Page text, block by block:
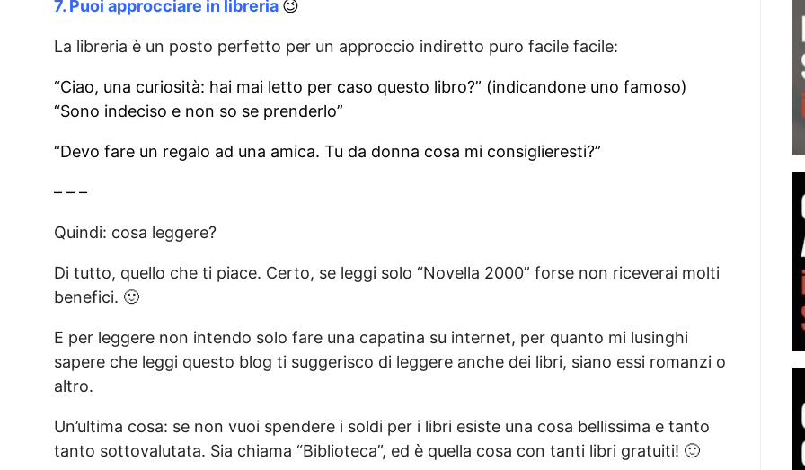
7. Puoi approcciare in libreria 😉
La libreria è un posto perfetto per un approccio indiretto puro facile facile:
“Ciao, una curiosità: hai mai letto per caso questo libro?” (indicandone uno famoso)
“Sono indeciso e non so se prenderlo”
“Devo fare un regalo ad una amica. Tu da donna cosa mi consiglieresti?”
– – –
Quindi: cosa leggere?
Di tutto, quello che ti piace. Certo, se leggi solo “Novella 2000” forse non riceverai molti
benefici. 🙂
E per leggere non intendo solo fare una capatina su internet, per quanto mi lusinghi
sapere che leggi questo blog ti suggerisco di leggere anche dei libri, siano essi romanzi o
altro.
Un’ultima cosa: se non vuoi spendere i soldi per i libri esiste una cosa bellissima e tanto
tanto sottovalutata. Sia chiama “Biblioteca”, ed è quella cosa con tanti libri gratuiti! 🙂